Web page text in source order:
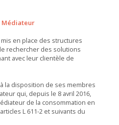
Médiateur
mis en place des structures
rechercher des solutions
avec leur clientèle de
à la disposition de ses membres
qui, depuis le 8 avril 2016,
de la consommation en
L 611-2 et suivants du